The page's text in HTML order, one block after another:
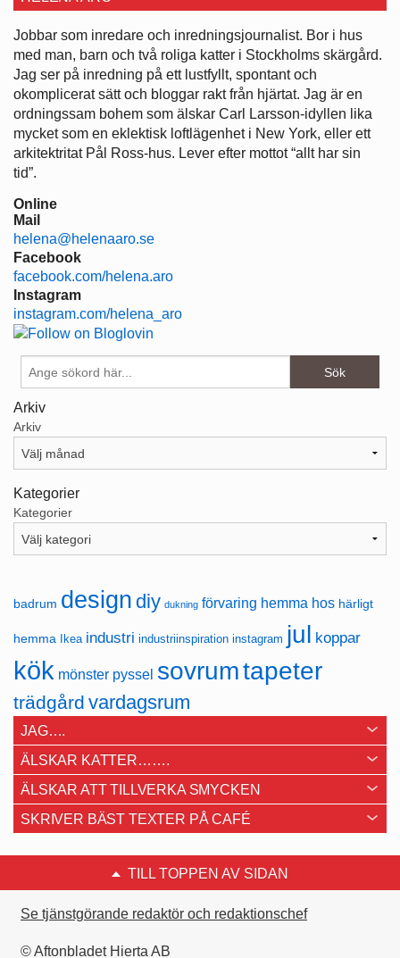
Jobbar som inredare och ­inredningsjournalist. Bor i hus
med man, barn och två roliga katter i ­Stockholms skärgård.
Jag ser på ­inredning på ett lustfyllt, spontant och
okomplicerat sätt och bloggar rakt från hjärtat. Jag är en
ordningssam bohem som älskar Carl Larsson-idyllen lika
mycket som en eklektisk loftlägenhet i New York, eller ett
arkitektritat Pål Ross-hus. Lever efter mottot “allt har sin
tid”.
Online
Mail
helena@helenaaro.se
Facebook
facebook.com/helena.aro
Instagram
instagram.com/helena_aro
Arkiv
Arkiv
Kategorier
Kategorier
badrum design diy dukning förvaring hemma hos härligt
hemma Ikea industri industriinspiration instagram jul koppar
kök mönster pyssel sovrumtapeter
trädgård vardagsrum
JAG….
ÄLSKAR KATTER…….
ÄLSKAR ATT TILLVERKA SMYCKEN
SKRIVER BÄST TEXTER PÅ CAFÉ
TILL TOPPEN AV SIDAN
Se tjänstgörande redaktör och redaktionschef
© Aftonbladet Hierta AB